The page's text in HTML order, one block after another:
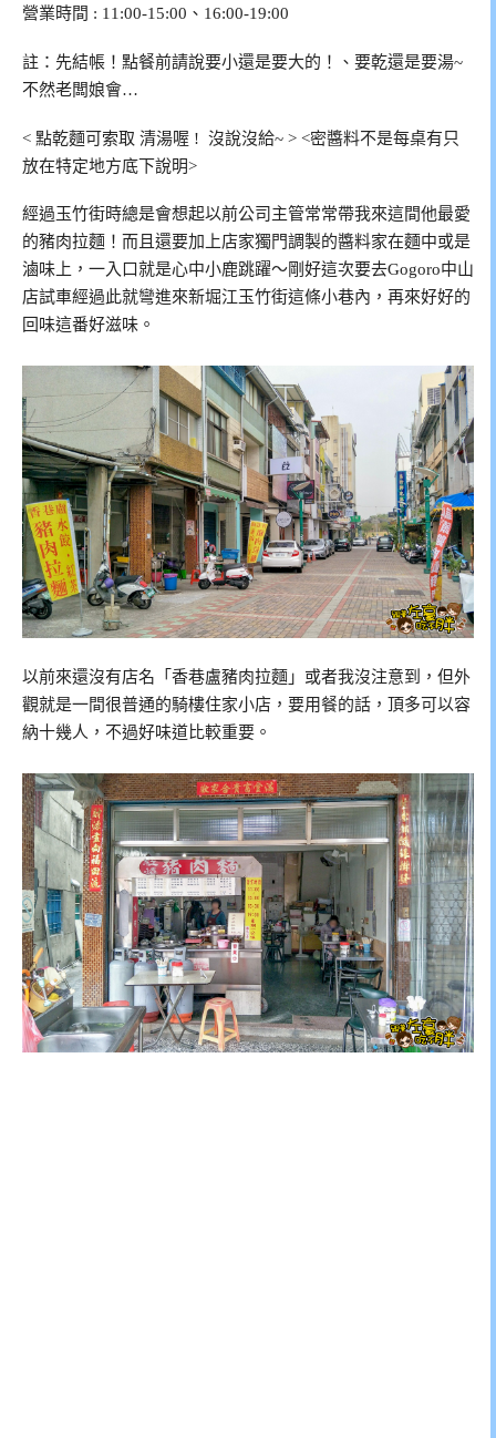
營業時間 : 11:00-15:00、16:00-19:00
註：先結帳！點餐前請說要小還是要大的！、要乾還是要湯~
不然老闆娘會…
< 點乾麵可索取 清湯喔 ! 沒說沒給~ > <密醬料不是每桌有只
放在特定地方底下說明>
經過玉竹街時總是會想起以前公司主管常常帶我來這間他最愛
的豬肉拉麵！而且還要加上店家獨門調製的醬料家在麵中或是
滷味上，一入口就是心中小鹿跳躍～剛好這次要去Gogoro中山
店試車經過此就彎進來新堀江玉竹街這條小巷內，再來好好的
回味這番好滋味。
以前來還沒有店名「香巷盧豬肉拉麵」或者我沒注意到，但外
觀就是一間很普通的騎樓住家小店，要用餐的話，頂多可以容
納十幾人，不過好味道比較重要。